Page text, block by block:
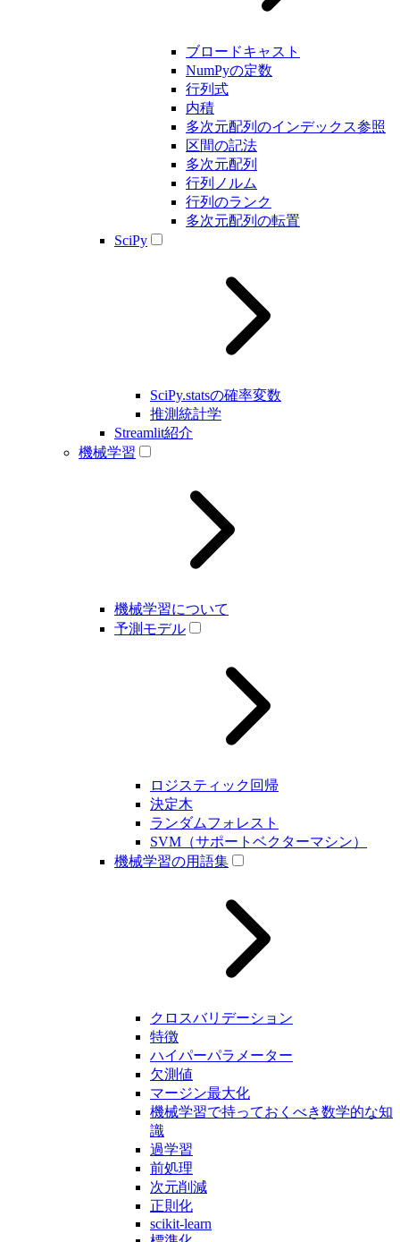
ブロードキャスト
NumPyの定数
行列式
内積
多次元配列のインデックス参照
区間の記法
多次元配列
行列ノルム
行列のランク
多次元配列の転置
SciPy
SciPy.statsの確率変数
推測統計学
Streamlit紹介
機械学習
機械学習について
予測モデル
ロジスティック回帰
決定木
ランダムフォレスト
SVM（サポートベクターマシン）
機械学習の用語集
クロスバリデーション
特徴
ハイパーパラメーター
欠測値
マージン最大化
機械学習で持っておくべき数学的な知
識
過学習
前処理
次元削減
正則化
scikit-learn